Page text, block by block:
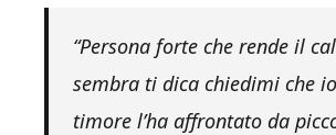
“Persona forte che rende il
sembra ti dica chiedimi che
timore l’ha affrontato da